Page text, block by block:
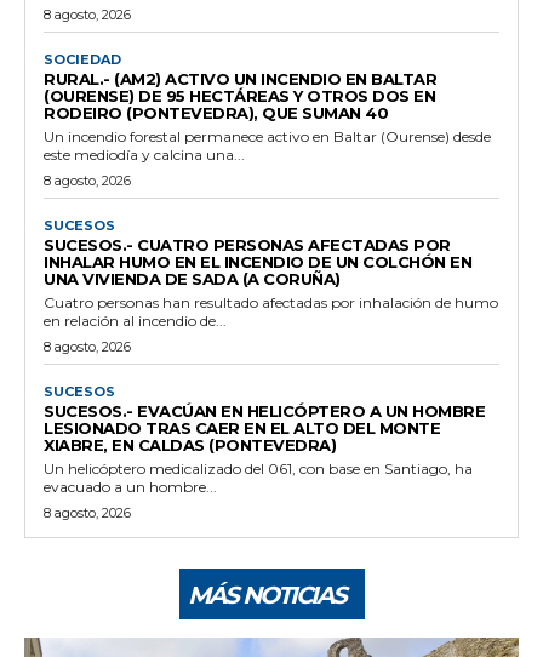
8 agosto, 2026
SOCIEDAD
RURAL.- (AM2) ACTIVO UN INCENDIO EN BALTAR
(OURENSE) DE 95 HECTÁREAS Y OTROS DOS EN
RODEIRO (PONTEVEDRA), QUE SUMAN 40
Un incendio forestal permanece activo en Baltar (Ourense) desde
este mediodía y calcina una...
8 agosto, 2026
SUCESOS
SUCESOS.- CUATRO PERSONAS AFECTADAS POR
INHALAR HUMO EN EL INCENDIO DE UN COLCHÓN EN
UNA VIVIENDA DE SADA (A CORUÑA)
Cuatro personas han resultado afectadas por inhalación de humo
en relación al incendio de...
8 agosto, 2026
SUCESOS
SUCESOS.- EVACÚAN EN HELICÓPTERO A UN HOMBRE
LESIONADO TRAS CAER EN EL ALTO DEL MONTE
XIABRE, EN CALDAS (PONTEVEDRA)
Un helicóptero medicalizado del 061, con base en Santiago, ha
evacuado a un hombre...
8 agosto, 2026
MÁS NOTICIAS